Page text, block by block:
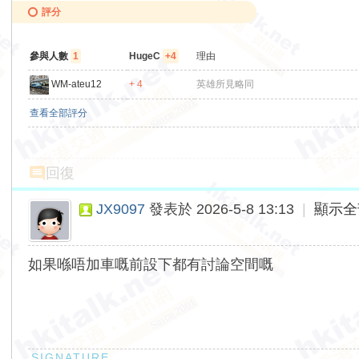
評分
參與人數 1 HugeC +4 理由
WM-ateu12 + 4 英雄所見略同
查看全部評分
回復
JX9097 發表於 2026-5-8 13:13 顯示
如果喺唔加車嘅前設下都有討論空間嘅